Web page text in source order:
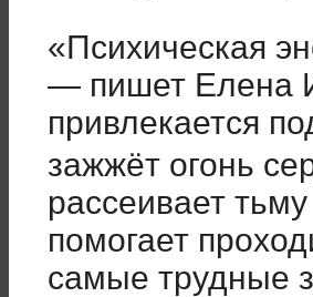
«Психическая
— пишет Елена
привлекается
зажжёт огонь
рассеивает
помогает
самые трудные